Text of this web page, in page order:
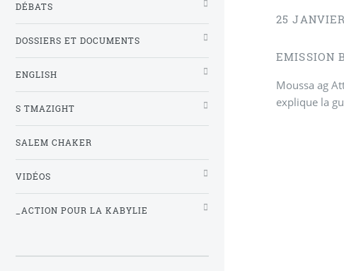
25
EMISSION
Moussa ag
explique la
DÉBATS
DOSSIERS ET DOCUMENTS
ENGLISH
S TMAZIGHT
SALEM CHAKER
VIDÉOS
_ACTION POUR LA KABYLIE